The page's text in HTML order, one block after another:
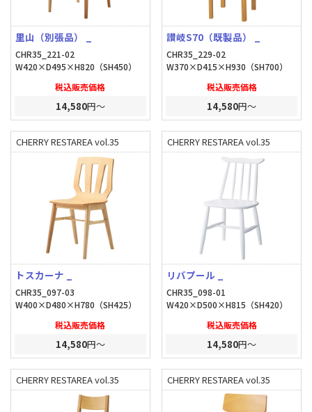
里山（別張品） _
CHR35_221-02
W420×D495×H820（SH450）
税込販売価格
14,580円～
讃岐S70（既製品） _
CHR35_229-02
W370×D415×H930（SH700）
税込販売価格
14,580円～
CHERRY RESTAREA vol.35
トスカーナ _
CHR35_097-03
W400×D480×H780（SH425）
税込販売価格
14,580円～
CHERRY RESTAREA vol.35
リバプール _
CHR35_098-01
W420×D500×H815（SH420）
税込販売価格
14,580円～
CHERRY RESTAREA vol.35 CHERRY RESTAREA vol.35